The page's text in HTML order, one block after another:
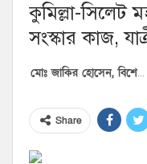
কুমিল্লা-সিলেট
সংস্কার কাজ,
মোঃ জাকির হোসেন, বিশেষ প্রতিনিধি
Share